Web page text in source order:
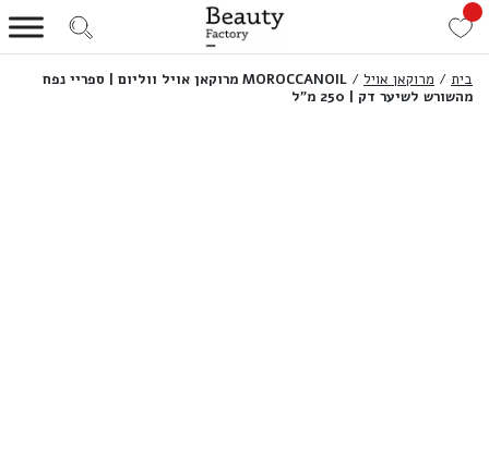
בית / מרוקאן אויל /
MOROCCANOIL מרוקאן אויל ווליום | ספריי נפח
מהשורש לשיער דק | 250 מ”ל